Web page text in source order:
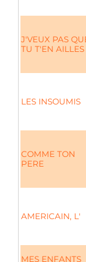
J'VEUX PAS
TU T'EN AILLES
LES INSOUMIS
COMME TON
PERE
AMERICAIN, L'
MES ENFANTS